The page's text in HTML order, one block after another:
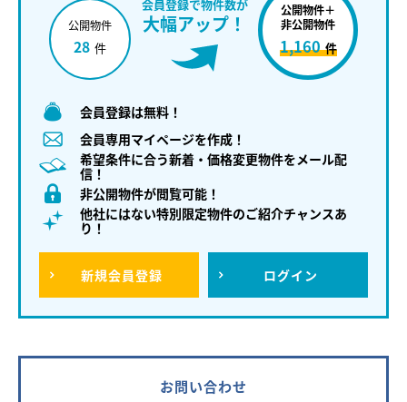
会員登録で物件数が
大幅アップ！
公開物件
28 件
公開物件＋
非公開物件
1,160 件
会員登録は無料！
会員専用マイページを作成！
希望条件に合う新着・価格変更物件をメール配
信！
非公開物件が閲覧可能！
他社にはない特別限定物件のご紹介チャンスあ
り！
新規会員登録 ログイン
お問い合わせ